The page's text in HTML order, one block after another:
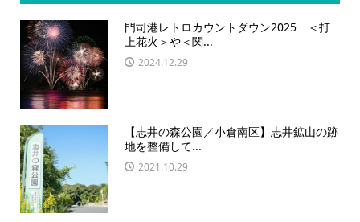
門司港レトロカウントダウン2025 ＜打
上花火＞や＜関...
2024.12.29
【志井の森公園／小倉南区】志井鉱山の跡
地を整備して...
2021.10.29